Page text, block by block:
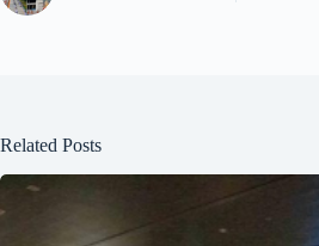
Related Posts